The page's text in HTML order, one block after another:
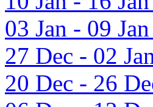
03 Jan - 09
27 Dec - 02
20 Dec - 26